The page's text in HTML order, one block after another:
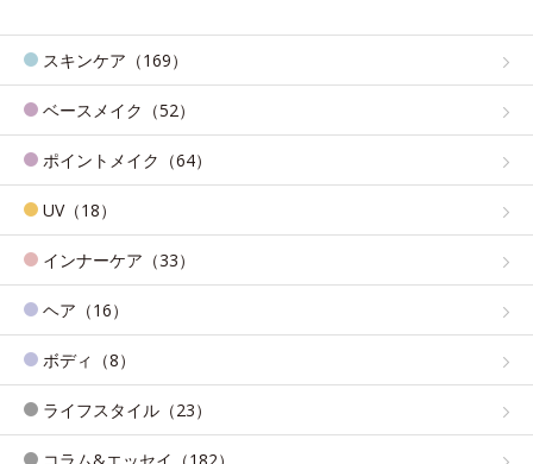
スキンケア（169）
ベースメイク（52）
ポイントメイク（64）
UV（18）
インナーケア（33）
ヘア（16）
ボディ（8）
ライフスタイル（23）